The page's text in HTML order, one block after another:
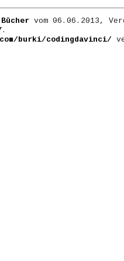
vom 06.06.2013,
.
burki/codingdavinci/